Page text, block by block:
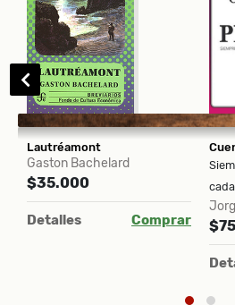
Lautréamont
Gaston Bachelard
$35.000
Detalles Comprar